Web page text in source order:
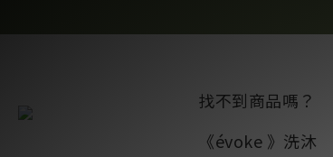
找不到商品嗎？
《évoke 》洗沐